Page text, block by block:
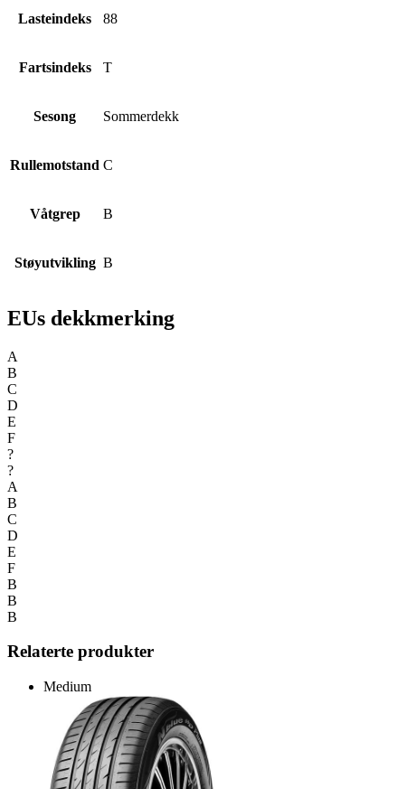
Lasteindeks 88
Fartsindeks T
Sesong Sommerdekk
Rullemotstand C
Våtgrep B
Støyutvikling B
EUs dekkmerking
A
B
C
D
E
F
?
?
A
B
C
D
E
F
B
B
B
Relaterte produkter
Medium